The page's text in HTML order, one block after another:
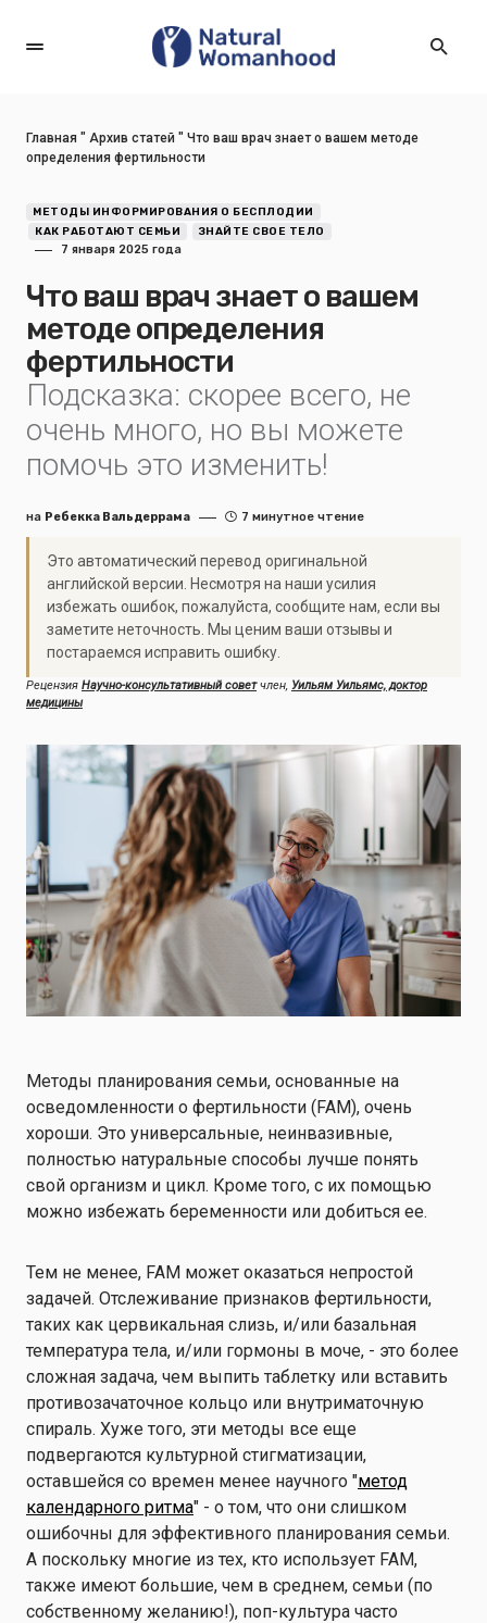
Главная " Архив статей " Что ваш врач знает о вашем методе
определения фертильности
МЕТОДЫ ИНФОРМИРОВАНИЯ О БЕСПЛОДИИ
КАК РАБОТАЮТ СЕМЬИ
ЗНАЙТЕ СВОЕ ТЕЛО
7 января 2025 года
Что ваш врач знает о вашем
методе определения
фертильности
Подсказка: скорее всего, не
очень много, но вы можете
помочь это изменить!
на Ребекка Вальдеррама 7 минутное чтение
Это автоматический перевод оригинальной
английской версии. Несмотря на наши усилия
избежать ошибок, пожалуйста, сообщите нам, если вы
заметите неточность. Мы ценим ваши отзывы и
постараемся исправить ошибку.
Рецензия Научно-консультативный советчлен, Уильям Уильямс, доктор
медицины
Методы планирования семьи, основанные на
осведомленности о фертильности (FAM), очень
хороши. Это универсальные, неинвазивные,
полностью натуральные способы лучше понять
свой организм и цикл. Кроме того, с их помощью
можно избежать беременности или добиться ее.
Тем не менее, FAM может оказаться непростой
задачей. Отслеживание признаков фертильности,
таких как цервикальная слизь, и/или базальная
температура тела, и/или гормоны в моче, - это более
сложная задача, чем выпить таблетку или вставить
противозачаточное кольцо или внутриматочную
спираль. Хуже того, эти методы все еще
подвергаются культурной стигматизации,
оставшейся со времен менее научного "метод
календарного ритма" - о том, что они слишком
ошибочны для эффективного планирования семьи.
А поскольку многие из тех, кто использует FAM,
также имеют большие, чем в среднем, семьи (по
собственному желанию!), поп-культура часто